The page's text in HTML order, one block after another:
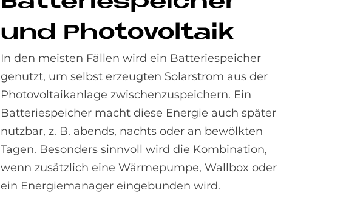
und Pho­to­vol­ta­ik
In den meisten Fällen wird ein Batteriespeicher
genutzt, um selbst erzeugten Solarstrom aus der
Photovoltaikanlage zwischenzuspeichern. Ein
Batteriespeicher macht diese Energie auch später
nutzbar, z. B. abends, nachts oder an bewölkten
Tagen. Besonders sinnvoll wird die Kombination,
wenn zusätzlich eine Wärmepumpe, Wallbox oder
ein Energiemanager eingebunden wird.